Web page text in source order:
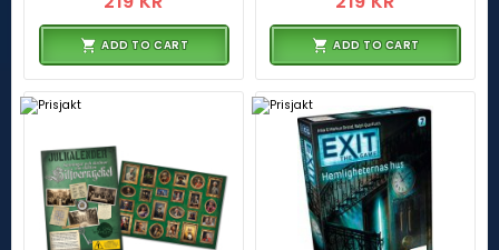
ADD TO CART ADD TO CART